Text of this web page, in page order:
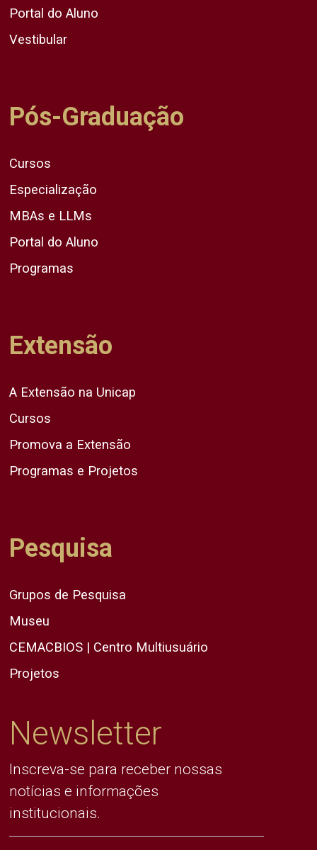
Portal do Aluno
Vestibular
Pós-Graduação
Cursos
Especialização
MBAs e LLMs
Portal do Aluno
Programas
Extensão
A Extensão na Unicap
Cursos
Promova a Extensão
Programas e Projetos
Pesquisa
Grupos de Pesquisa
Museu
CEMACBIOS | Centro Multiusuário
Projetos
Newsletter
Inscreva-se para receber nossas
notícias e informações
institucionais.